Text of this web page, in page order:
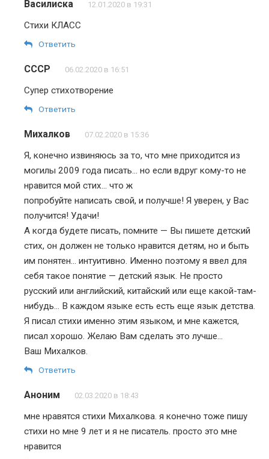
Василиска 12.01.2020 в 19:31
Стихи КЛАСС
Ответить
СССР 06.02.2020 в 16:51
Супер стихотворение
Ответить
Михалков 07.02.2020 в 15:36
Я, конечно извиняюсь за то, что мне приходится из
могилы 2009 года писать… но если вдруг кому-то не
нравится мой стих… что ж
попробуйте написать свой, и получше! Я уверен, у Вас
получится! Удачи!
А когда будете писать, помните — Вы пишете детский
стих, он должен не только нравится детям, но и быть
им понятен… интуитивно. Именно поэтому я ввел для
себя такое понятие — детский язык. Не просто
русский или английский, китайский или еще какой-там-
нибудь… В каждом языке есть есть еще язык детства.
Я писал стихи именно этим языком, и мне кажется,
писал хорошо. Желаю Вам сделать это лучше…
Ваш Михалков.
Ответить
Аноним 02.03.2020 в 18:43
мне нравятся стихи Михалкова. я конечно тоже пишу
стихи но мне 9 лет и я не писатель. просто это мне
нравится